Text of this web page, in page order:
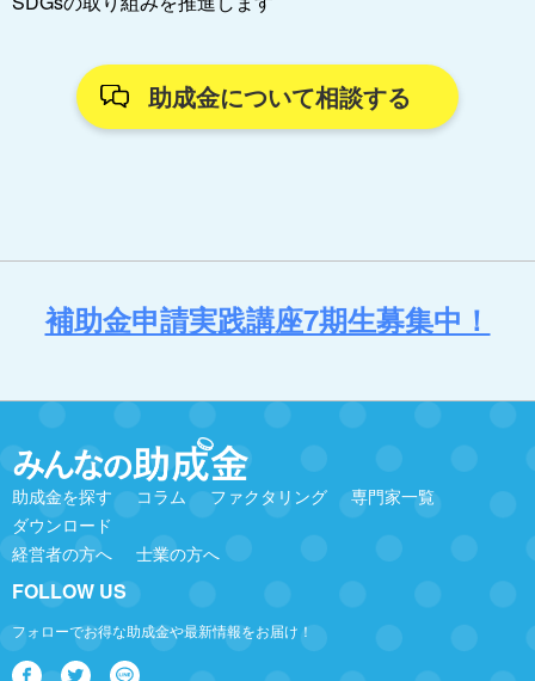
助成金について相談する
補助金申請実践講座7期生募集中！
助成金を探す コラム ファクタリング
専門家一覧
ダウンロード
経営者の方へ
士業の方へ
FOLLOW US
フォローでお得な助成金や最新情報をお届け！